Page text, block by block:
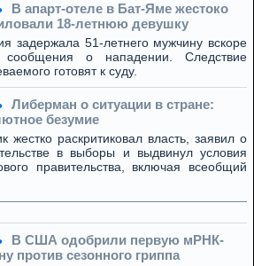
В апарт-отеле в Бат-Яме жестоко
18-летнюю девушку
задержала 51-летнего мужчину вскоре
сообщения о нападении. Следствие
готовят к суду.
Либерман о ситуации в стране:
безумие
жестко раскритиковал власть, заявил о
в выборы и выдвинул условия
правительства, включая всеобщий
В США одобрили первую мРНК-
против сезонного гриппа